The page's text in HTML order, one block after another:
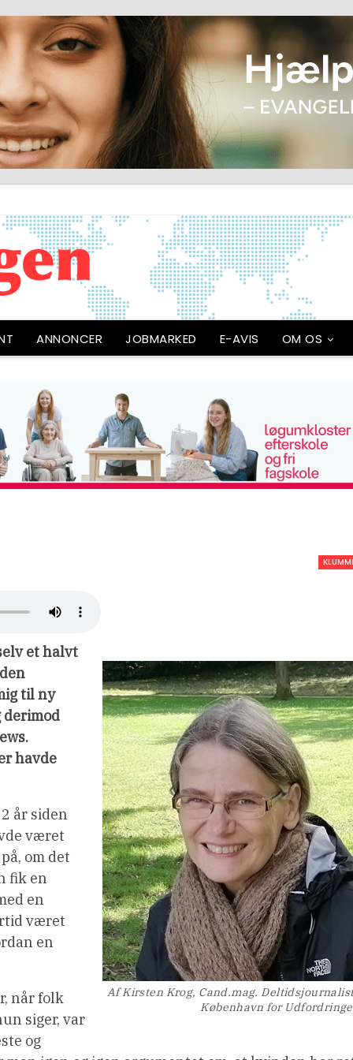
ANNONCER JOBMARKED E-AVIS OM OS
Af Kirsten Krog, Cand.mag.
København for
et halvt
til ny
derimod
havde
år siden
været
om det
fik en
en
været
en
når folk
siger, var
og